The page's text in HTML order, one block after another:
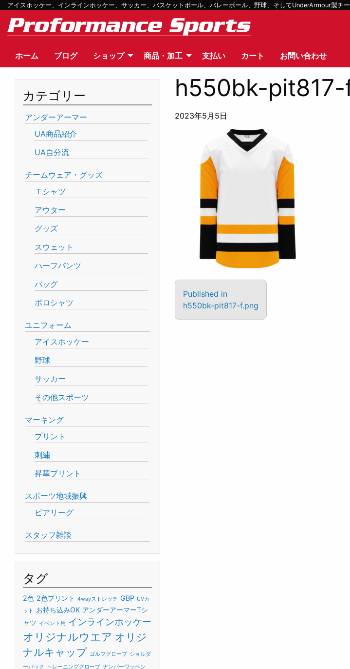
アイスホッケー、インラインホッケー、サッカー、バスケットボール、バレーボール、野球、そしてUnderArmour製チ
ホーム ブログ ショップ 商品・加工 支払い カート お問い合わせ
h550bk-pit817-
2023年5月5日
Published in
h550bk-pit817-f.png
カテゴリー
アンダーアーマー
UA商品紹介
UA自分流
チームウェア・グッズ
Ｔシャツ
アウター
グッズ
スウェット
ハーフパンツ
バッグ
ポロシャツ
ユニフォーム
アイスホッケー
野球
サッカー
その他スポーツ
マーキング
プリント
刺繍
昇華プリント
スポーツ地域振興
ビアリーグ
スタッフ雑談
タグ
2色 2色プリント 4wayストレッチ GBP UVカ
ット
お持ち込みOK アンダーアーマーTシ
ャツ イベント用 インラインホッケー
オリジナルウエア オリジ
ナルキャップ ゴルフグローブ ショルダ
ーバック
トレーニンググローブ ナンバーワッペン